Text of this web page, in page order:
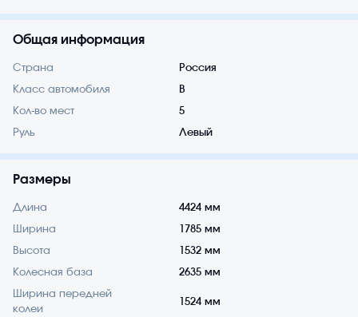
Общая информация
Страна Россия
Класс автомобиля B
Кол-во мест 5
Руль Левый
Размеры
Длина 4424 мм
Ширина 1785 мм
Высота 1532 мм
Колесная база 2635 мм
Ширина передней
колеи
1524 мм